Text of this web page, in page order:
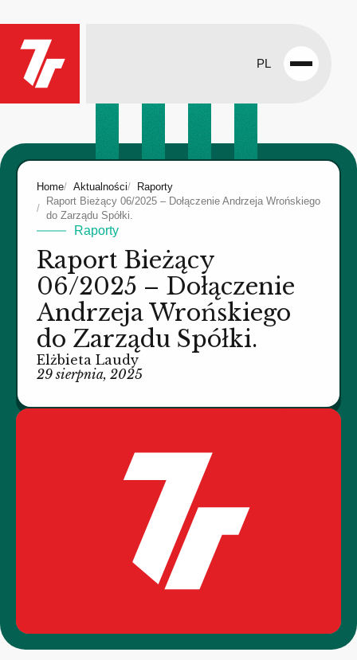
PL
Open
Home Aktualności
Raporty
Raport Bieżący 06/2025 – Dołączenie Andrzeja Wrońskiego
do Zarządu Spółki.
Raporty
Raport Bieżący
06/2025 – Dołączenie
Andrzeja Wrońskiego
do Zarządu Spółki.
Elżbieta Laudy
29 sierpnia, 2025